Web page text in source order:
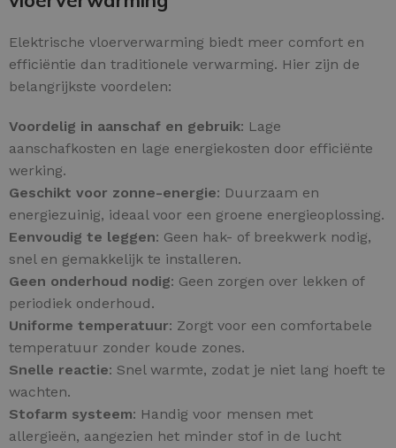
Elektrische vloerverwarming biedt meer comfort en
efficiëntie dan traditionele verwarming. Hier zijn de
belangrijkste voordelen:
Voordelig in aanschaf en gebruik: Lage
aanschafkosten en lage energiekosten door efficiënte
werking.
Geschikt voor zonne-energie: Duurzaam en
energiezuinig, ideaal voor een groene energieoplossing.
Eenvoudig te leggen: Geen hak- of breekwerk nodig,
snel en gemakkelijk te installeren.
Geen onderhoud nodig: Geen zorgen over lekken of
periodiek onderhoud.
Uniforme temperatuur: Zorgt voor een comfortabele
temperatuur zonder koude zones.
Snelle reactie: Snel warmte, zodat je niet lang hoeft te
wachten.
Stofarm systeem: Handig voor mensen met
allergieën, aangezien het minder stof in de lucht